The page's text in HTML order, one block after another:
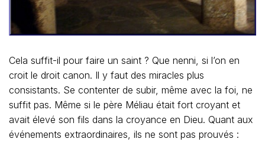
Cela suffit-il pour faire un saint ? Que nenni, si l’on en
croit le droit canon. Il y faut des miracles plus
consistants. Se contenter de subir, même avec la foi, ne
suffit pas. Même si le père Méliau était fort croyant et
avait élevé son fils dans la croyance en Dieu. Quant aux
événements extraordinaires, ils ne sont pas prouvés :